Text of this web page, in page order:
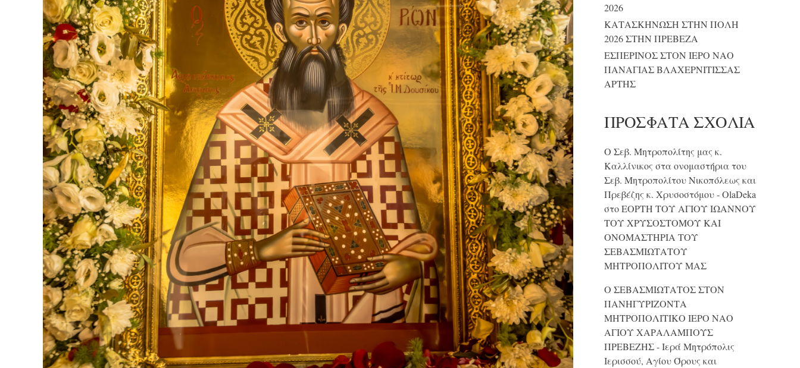
2026
ΚΑΤΑΣΚΗΝΩΣΗ ΣΤΗΝ ΠΟΛΗ
2026 ΣΤΗΝ ΠΡΕΒΕΖΑ
ΕΣΠΕΡΙΝΟΣ ΣΤΟΝ ΙΕΡΟ ΝΑΟ
ΠΑΝΑΓΙΑΣ ΒΛΑΧΕΡΝΙΤΙΣΣΑΣ
ΑΡΤΗΣ
ΠΡΌΣΦΑΤΑ ΣΧΌΛΙΑ
Ο Σεβ. Μητροπολίτης μας κ.
Καλλίνικος στα ονομαστήρια του
Σεβ. Μητροπολίτου Νικοπόλεως και
Πρεβέζης κ. Χρυσοστόμου - OlaDeka
στοΕΟΡΤΗ ΤΟΥ ΑΓΙΟΥ ΙΩΑΝΝΟΥ
ΤΟΥ ΧΡΥΣΟΣΤΟΜΟΥ ΚΑΙ
ONΟΜΑΣΤΗΡΙΑ ΤΟΥ
ΣΕΒΑΣΜΙΩΤΑΤΟΥ
ΜΗΤΡΟΠΟΛΙΤΟΥ ΜΑΣ
Ο ΣΕΒΑΣΜΙΩΤΑΤΟΣ ΣΤΟΝ
ΠΑΝΗΓΥΡΙΖΟΝΤΑ
ΜΗΤΡΟΠΟΛΙΤΙΚΟ ΙΕΡΟ ΝΑΟ
ΑΓΙΟΥ ΧΑΡΑΛΑΜΠΟΥΣ
ΠΡΕΒΕΖΗΣ - Ιερά Μητρόπολις
Ιερισσού, Αγίου Όρους και